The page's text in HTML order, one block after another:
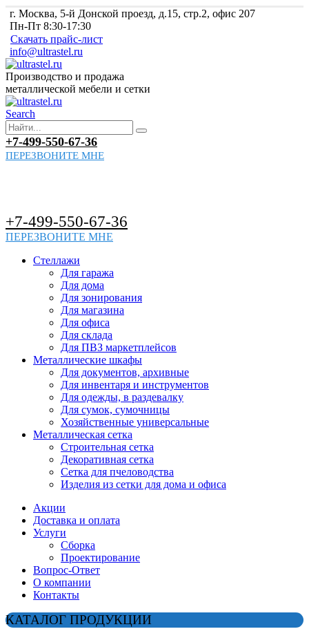
г. Москва, 5-й Донской проезд, д.15, стр.2, офис 207
Пн-Пт 8:30-17:30
Скачать прайс-лист
info@ultrastel.ru
Производство и продажа
металлической мебели и сетки
Search
+7-499-550-67-36
ПЕРЕЗВОНИТЕ МНЕ
+7-499-550-67-36
ПЕРЕЗВОНИТЕ МНЕ
Стеллажи
Для гаража
Для дома
Для зонирования
Для магазина
Для офиса
Для склада
Для ПВЗ маркетплейсов
Металлические шкафы
Для документов, архивные
Для инвентаря и инструментов
Для одежды, в раздевалку
Для сумок, сумочницы
Хозяйственные универсальные
Металлическая сетка
Строительная сетка
Декоративная сетка
Сетка для пчеловодства
Изделия из сетки для дома и офиса
Акции
Доставка и оплата
Услуги
Сборка
Проектирование
Вопрос-Ответ
О компании
Контакты
КАТАЛОГ ПРОДУКЦИИ